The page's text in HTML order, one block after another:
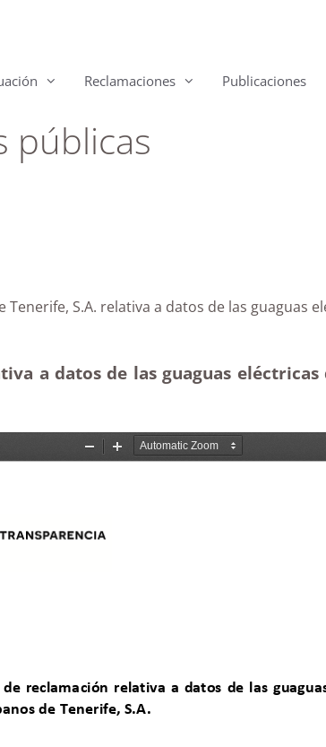
Reclamaciones Publicaciones
públicas
de Tenerife, S.A. relativa a datos
a datos de las guaguas